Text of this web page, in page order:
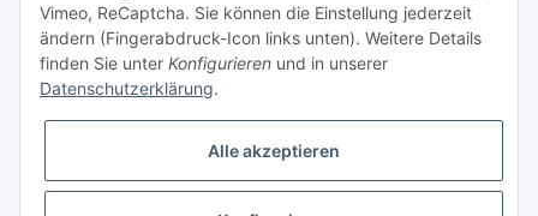
eMail: info@turboloch.at
Tel: +43 (0)660/1314150
Di - Fr 9-17 Uhr / Fr 9-12 Uhr
Achtung keine Abholung mehr möglich!!!
Vimeo, ReCaptcha. Sie können die Einstellung jederzeit
ändern (Fingerabdruck-Icon links unten). Weitere Details
finden Sie unter Konfigurieren und in unserer
Datenschutzerklärung.
Alle akzeptieren